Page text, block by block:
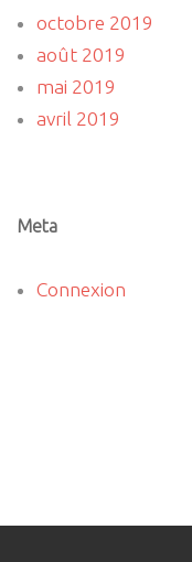
octobre 2019
août 2019
mai 2019
avril 2019
Meta
Connexion